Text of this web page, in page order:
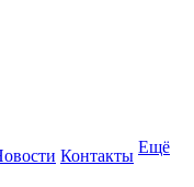
Контакты Ещё